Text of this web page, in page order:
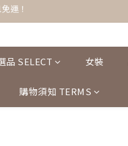
運！
品 SELECT 女裝
購物須知 TERMS